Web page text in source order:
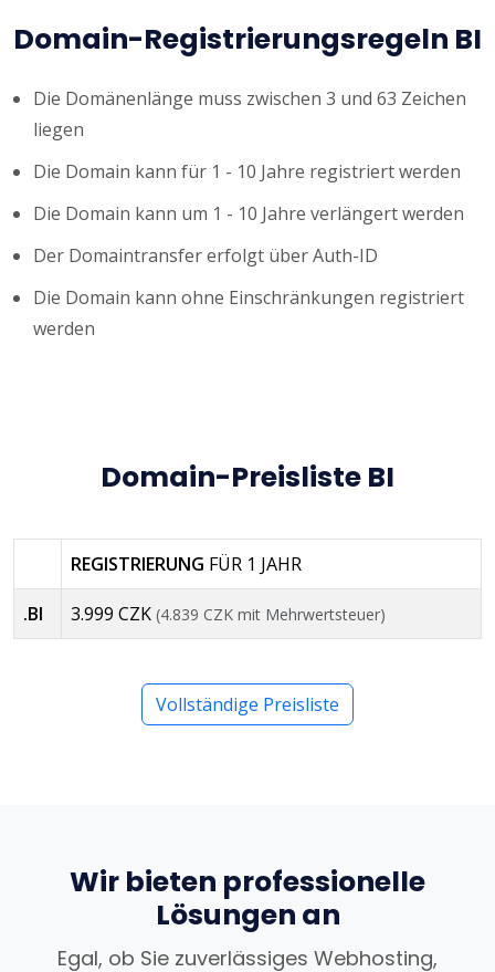
Domain-Registrierungsregeln BI
Die Domänenlänge muss zwischen 3 und 63 Zeichen
liegen
Die Domain kann für 1 - 10 Jahre registriert werden
Die Domain kann um 1 - 10 Jahre verlängert werden
Der Domaintransfer erfolgt über Auth-ID
Die Domain kann ohne Einschränkungen registriert
werden
Domain-Preisliste BI
REGISTRIERUNG FÜR 1 JAHR
.BI 3.999 CZK (4.839 CZK mit Mehrwertsteuer)
Vollständige Preisliste
Wir bieten professionelle
Lösungen an
Egal, ob Sie zuverlässiges Webhosting,